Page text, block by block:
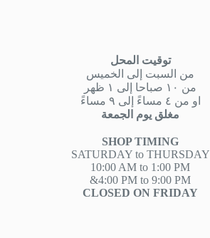
توقيت المحل
من السبت إلى الخميس
من ١٠ صباحا إلى ١ ظهر
او من ٤ مساءً إلى ٩ مساءً
مغلق يوم الجمعة
SHOP TIMING
SATURDAY to THURSDAY
10:00 AM to 1:00 PM
&4:00 PM to 9:00 PM
CLOSED ON FRIDAY